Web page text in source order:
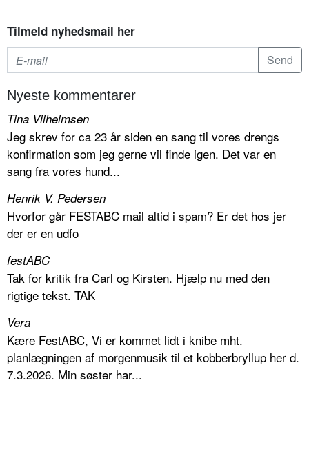
Tilmeld nyhedsmail her
Nyeste kommentarer
Tina Vilhelmsen
Jeg skrev for ca 23 år siden en sang til vores drengs
konfirmation som jeg gerne vil finde igen. Det var en
sang fra vores hund...
Henrik V. Pedersen
Hvorfor går FESTABC mail altid i spam? Er det hos jer
der er en udfo
festABC
Tak for kritik fra Carl og Kirsten. Hjælp nu med den
rigtige tekst. TAK
Vera
Kære FestABC, Vi er kommet lidt i knibe mht.
planlægningen af morgenmusik til et kobberbryllup her d.
7.3.2026. Min søster har...